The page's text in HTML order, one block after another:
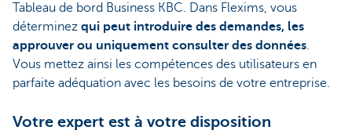
Tableau de bord Business KBC. Dans Flexims, vous
déterminez qui peut introduire des demandes, les
approuver ou uniquement consulter des données.
Vous mettez ainsi les compétences des utilisateurs en
parfaite adéquation avec les besoins de votre entreprise.
Votre expert est à votre disposition